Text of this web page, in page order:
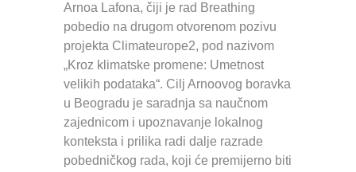
Arnoa Lafona, čiji je rad Breathing
pobedio na drugom otvorenom pozivu
projekta Climateurope2, pod nazivom
„Kroz klimatske promene: Umetnost
velikih podataka“. Cilj Arnoovog boravka
u Beogradu je saradnja sa naučnom
zajednicom i upoznavanje lokalnog
konteksta i prilika radi dalje razrade
pobedničkog rada, koji će premijerno biti